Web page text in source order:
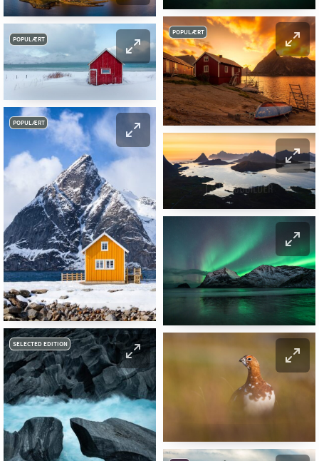
POPULÆRT
POPULÆRT
POPULÆRT
SELECTED EDITION